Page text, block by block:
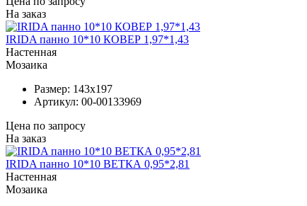
На заказ
IRIDA панно 10*10 КОВЕР 1,97*1,43
Настенная
Мозаика
Размер: 143x197
Артикул: 00-00133969
Цена по запросу
На заказ
IRIDA панно 10*10 ВЕТКА 0,95*2,81
Настенная
Мозаика